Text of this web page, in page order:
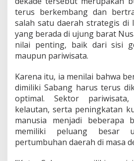
terus berkembang dan
salah satu daerah strategis di
yang berada di ujung barat
nilai penting, baik dari sisi
maupun pariwisata.
Karena itu, ia menilai bahwa
dimiliki Sabang harus terus
optimal. Sektor
kelautan, serta peningkatan
manusia menjadi beberapa
memiliki peluang besar
pertumbuhan daerah di masa